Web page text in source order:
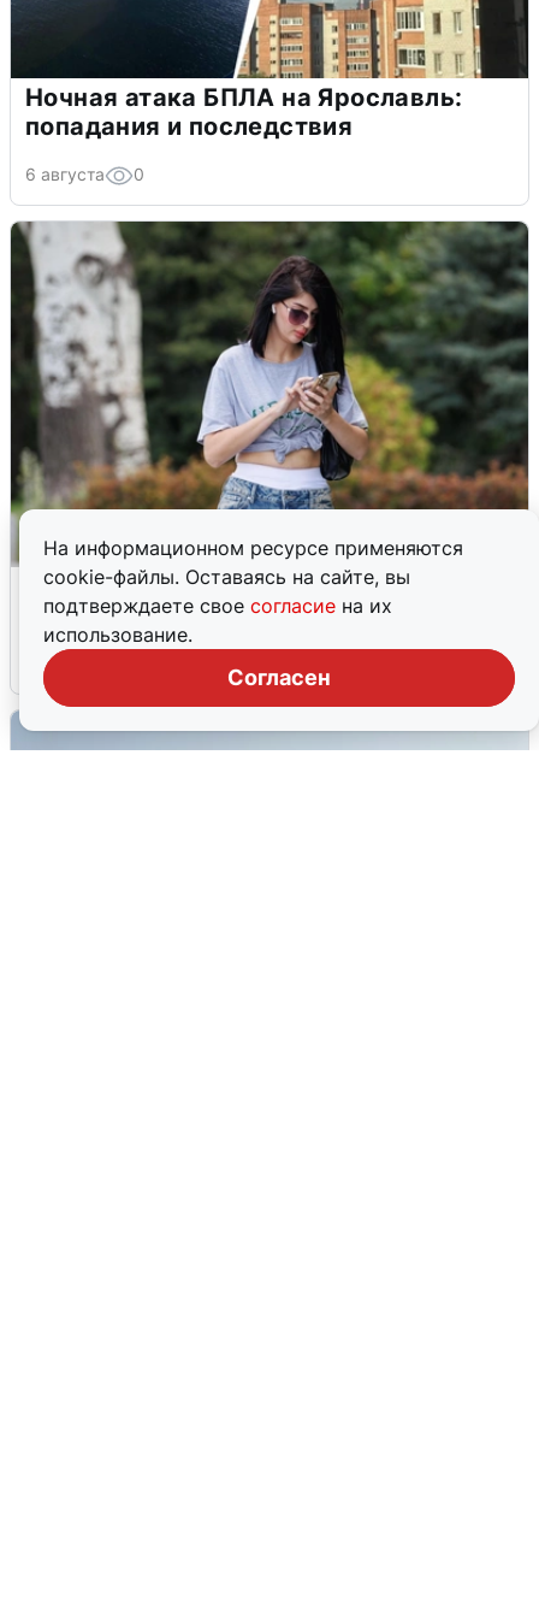
На информационном ресурсе применяются
cookie-файлы. Оставаясь на сайте, вы
подтверждаете свое согласие на их
использование.
Согласен
Ночная атака БПЛА на Ярославль:
попадания и последствия
6 августа 0
Волгоградцы остались без
мобильного интернета
6 августа